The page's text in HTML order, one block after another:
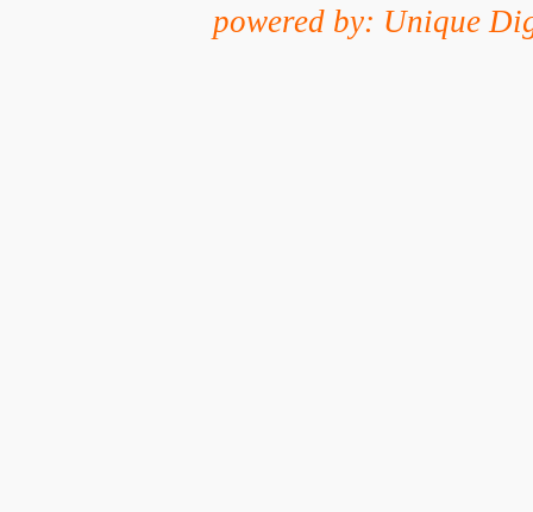
powered by: Unique